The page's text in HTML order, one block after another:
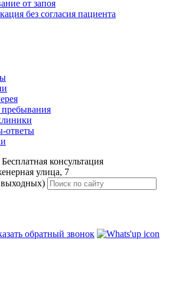
от запоя
без согласия пациента
пребывания
ответы
Бесплатная консультация
улица, 7
выходных)
обратный звонок